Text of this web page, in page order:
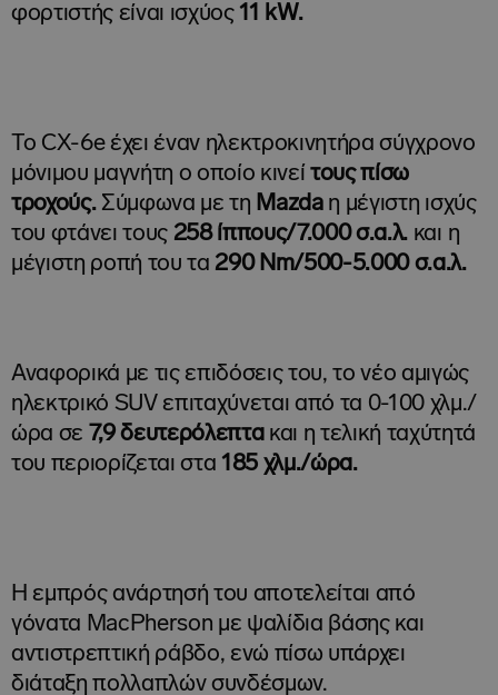
φορτιστής είναι ισχύος 11 kW.
Το CX-6e έχει έναν ηλεκτροκινητήρα σύγχρονο
μόνιμου μαγνήτη ο οποίο κινεί τους πίσω
τροχούς.Σύμφωνα με τη Mazdaη μέγιστη ισχύς
του φτάνει τους 258 ίππους/7.000 σ.α.λ. και η
μέγιστη ροπή του τα 290 Nm/500-5.000 σ.α.λ.
Αναφορικά με τις επιδόσεις του, το νέο αμιγώς
ηλεκτρικό SUV επιταχύνεται από τα 0-100 χλμ./
ώρα σε 7,9 δευτερόλεπτακαι η τελική ταχύτητά
του περιορίζεται στα 185 χλμ./ώρα.
Η εμπρός ανάρτησή του αποτελείται από
γόνατα MacPherson με ψαλίδια βάσης και
αντιστρεπτική ράβδο, ενώ πίσω υπάρχει
διάταξη πολλαπλών συνδέσμων.